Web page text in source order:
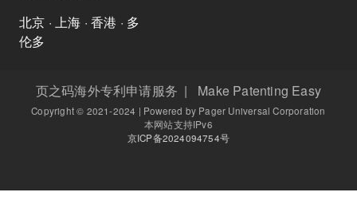
北京 · 上海 · 香港 · 多
伦多
页之码海外专利申请服务 | Make Patenting Easy
Copyright © 2021-2024 | Powered by Pager Universal Corporation
本网站支持IPv6
京ICP备2024094754号